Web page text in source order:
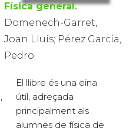
Física general.
Domenech-Garret,
Joan Lluís; Pérez García,
Pedro
El llibre és una eina
útil, adreçada
principalment als
alumnes de física de